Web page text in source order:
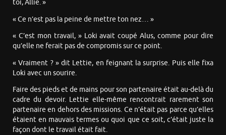
toi, Allie. »
« Ce n’est pas la peine de mettre ton nez… »
« C’est mon travail, » Loki avait coupé Alus, comme pour dire
qu’elle ne ferait pas de compromis sur ce point.
« Vraiment ? » dit Lettie, en feignant la surprise. Puis elle fixa
Loki avec un sourire.
Faire des pieds et de mains pour son partenaire était au-delà du
cadre du devoir. Lettie elle-même rencontrait rarement son
partenaire en dehors des missions. Ce n’était pas parce qu’elles
étaient en mauvais termes ou quoi que ce soit, c’était juste la
façon dont le travail était fait.